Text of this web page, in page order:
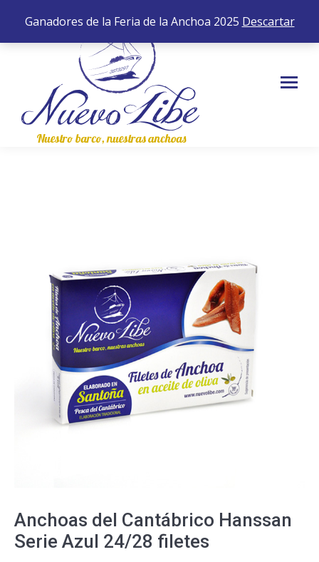
Anchoas del Cantábrico Hanssan
Serie Azul 24/28 filetes
Ganadores de la Feria de la Anchoa 2025 Descartar